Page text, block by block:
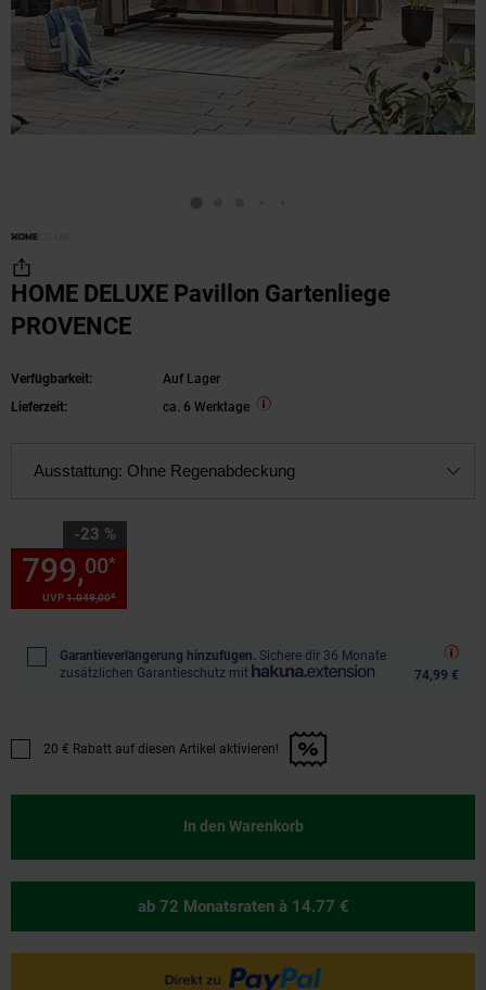
HOME DELUXE Pavillon Gartenliege
PROVENCE
Verfügbarkeit:
Auf Lager
Lieferzeit:
ca. 6 Werktage
Ausstattung: Ohne Regenabdeckung
-23 %
Sie Sparen 23 Prozent,
UVP1.049,00*
799,00*
Garantieverlängerung hinzufügen. Sichere dir 36 Monate
zusätzlichen Garantieschutz mit
74,99 €
Promotion "20 € Rabatt auf diesen Artikel aktivieren!" anwenden
20 € Rabatt auf diesen Artikel aktivieren!
In den Warenkorb
ab 72 Monatsraten à 14.77 €